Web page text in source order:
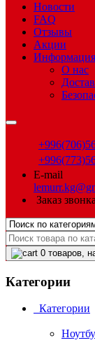
Новости
FAQ
Отзывы
Акции
Информация
О нас
E-mail
Заказ звонка
0 товаров,
Категории
Категории